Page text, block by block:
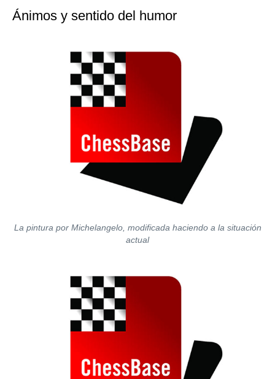
Ánimos y sentido del humor
La pintura por Michelangelo, modificada haciendo a la situación
actual